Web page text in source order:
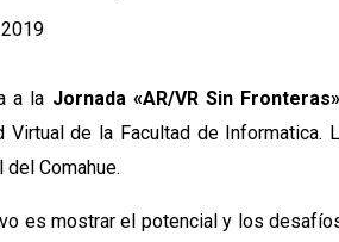
a la Jornada «AR/VR Sin Fronteras»
Virtual de la Facultad de Informatica.
del Comahue.
es mostrar el potencial y los